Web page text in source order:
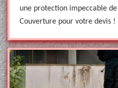
une protection impeccable
Couverture pour votre devis !